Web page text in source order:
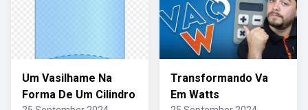
Um Vasilhame Na
Forma De Um Cilindro
Transformando Va
Em Watts